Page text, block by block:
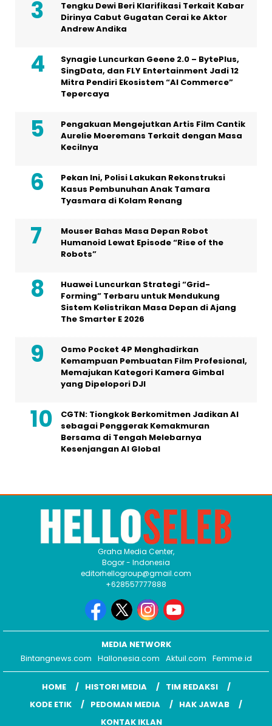
Tengku Dewi Beri Klarifikasi Terkait Kabar
Dirinya Cabut Gugatan Cerai ke Aktor
Andrew Andika
Synagie Luncurkan Geene 2.0 – BytePlus,
SingData, dan FLY Entertainment Jadi 12
Mitra Pendiri Ekosistem “AI Commerce”
Tepercaya
Pengakuan Mengejutkan Artis Film Cantik
Aurelie Moeremans Terkait dengan Masa
Kecilnya
Pekan Ini, Polisi Lakukan Rekonstruksi
Kasus Pembunuhan Anak Tamara
Tyasmara di Kolam Renang
Mouser Bahas Masa Depan Robot
Humanoid Lewat Episode “Rise of the
Robots”
Huawei Luncurkan Strategi “Grid-
Forming” Terbaru untuk Mendukung
Sistem Kelistrikan Masa Depan di Ajang
The Smarter E 2026
Osmo Pocket 4P Menghadirkan
Kemampuan Pembuatan Film Profesional,
Memajukan Kategori Kamera Gimbal
yang Dipelopori DJI
CGTN: Tiongkok Berkomitmen Jadikan AI
sebagai Penggerak Kemakmuran
Bersama di Tengah Melebarnya
Kesenjangan AI Global
Graha Media Center,
Bogor - Indonesia
editorhellogroup@gmail.com
+628557777888
MEDIA NETWORK
Bintangnews.com Hallonesia.com Aktuil.com Femme.id
HOME HISTORI MEDIA
TIM REDAKSI
KODE ETIK
PEDOMAN MEDIA
HAK JAWAB
KONTAK IKLAN